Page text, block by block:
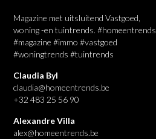
Magazine met uitsluitend Vastgoed,
woning -en tuintrends. #homeentrends
#magazine #immo #vastgoed
#woningtrends #tuintrends
Claudia Byl
claudia@homeentrends.be
+32 483 25 56 90
Alexandre Villa
alex@homeentrends.be